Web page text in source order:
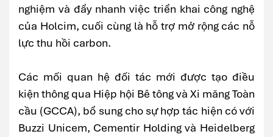
nghiệm và đẩy nhanh việc triển khai công nghệ
của Holcim, cuối cùng là hỗ trợ mở rộng các nỗ
lực thu hồi carbon.
Các mối quan hệ đối tác mới được tạo điều
kiện thông qua Hiệp hội Bê tông và Xi măng Toàn
cầu (GCCA), bổ sung cho sự hợp tác hiện có với
Buzzi Unicem, Cementir Holding và Heidelberg